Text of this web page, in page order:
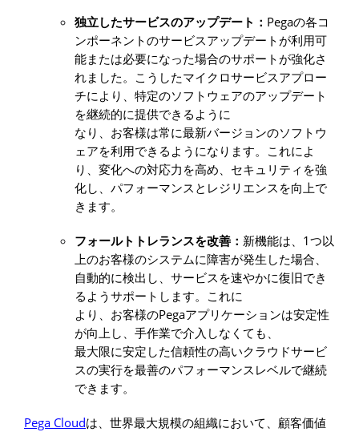
独立したサービスのアップデート： Pegaの各コ
ンポーネントのサービスアップデートが利用可
能または必要になった場合のサポートが強化さ
れました。こうしたマイクロサービスアプロー
チにより、特定のソフトウェアのアップデート
を継続的に提供できるように
なり、お客様は常に最新バージョンのソフトウ
ェアを利用できるようになります。これによ
り、変化への対応力を高め、セキュリティを強
化し、パフォーマンスとレジリエンスを向上で
きます。
フォールトトレランスを改善： 新機能は、 1つ以
上のお客様のシステムに障害が発生した場合、
自動的に検出し、サービスを速やかに復旧でき
るようサポートします。これに
より、お客様のPegaアプリケーションは安定性
が向上し、手作業で介入しなくても、
最大限に安定した信頼性の高いクラウドサービ
スの実行を最善のパフォーマンスレベルで継続
できます。
Pega Cloudは、世界最大規模の組織において、顧客価値